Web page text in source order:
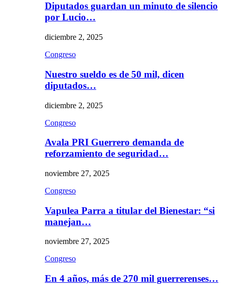
Diputados guardan un minuto de silencio
por Lucio…
diciembre 2, 2025
Congreso
Nuestro sueldo es de 50 mil, dicen
diputados…
diciembre 2, 2025
Congreso
Avala PRI Guerrero demanda de
reforzamiento de seguridad…
noviembre 27, 2025
Congreso
Vapulea Parra a titular del Bienestar: “si
manejan…
noviembre 27, 2025
Congreso
En 4 años, más de 270 mil guerrerenses…